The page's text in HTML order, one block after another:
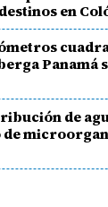
en
Panamá
de